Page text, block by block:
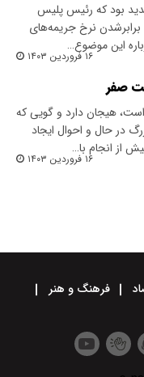
بود که رئیس پلیس
نرخ جریمه‌های
این موضوع…
۱۶ فروردین ۱۴۰۳
صفر
هیجان دارد و گویی که
در حال و احوال ایجاد
از انجام‌ با…
۱۶ فروردین ۱۴۰۳
فرهنگ و هنر